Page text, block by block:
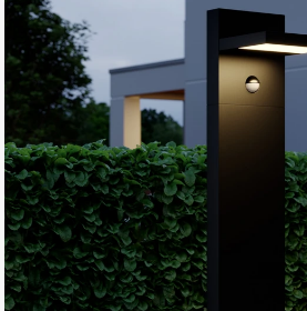
o
final
da
Galeria
de
imagens